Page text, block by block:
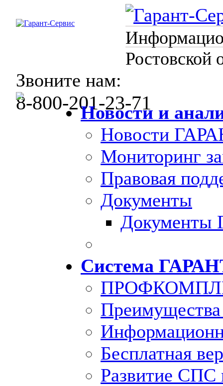
Ростовской
Звоните нам:
8-800-201-23-71
Новости и
Новости
Мониторинг
Правовая
Документы
Документы
Система
Бесплатная
Развитие СПС